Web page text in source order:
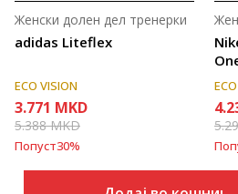
adidas Liteflex
Женски долен дел тренерки
ECO VISION
3.771 MKD
5.388MKD
Попуст30%